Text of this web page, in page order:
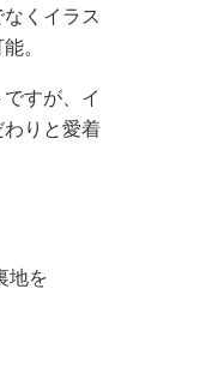
くイラス
。
すが、イ
わりと愛着